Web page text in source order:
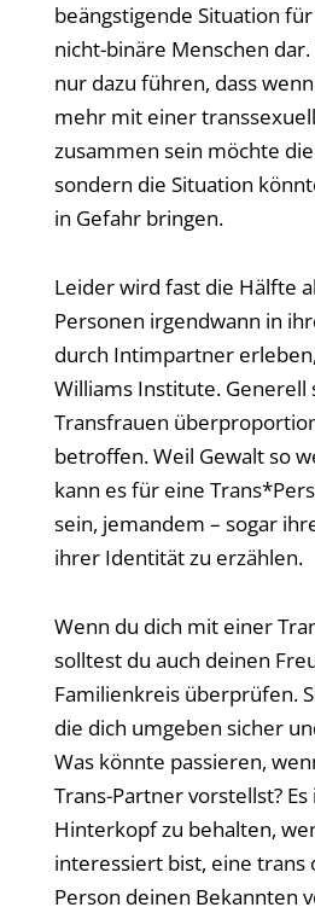
beängstigende Situation
nicht-binäre Menschen
nur dazu führen, dass
mehr mit einer
zusammen sein möchte
sondern die Situation
in Gefahr bringen.
Leider wird fast die Hälfte
Personen irgendwann in
durch Intimpartner
Williams Institute. Generell
Transfrauen
betroffen. Weil Gewalt so
kann es für eine
sein, jemandem – sogar
ihrer Identität zu erzählen.
Wenn du dich mit einer
solltest du auch deinen
Familienkreis überprüfen.
die dich umgeben sicher
Was könnte passieren,
Trans-Partner vorstellst?
Hinterkopf zu behalten,
interessiert bist, eine trans
Person deinen Bekannten